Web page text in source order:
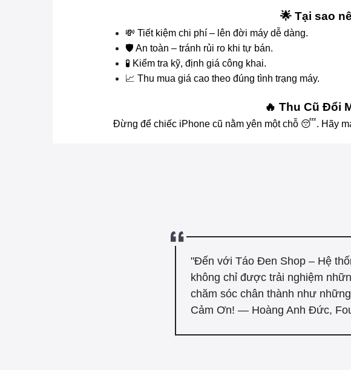
🌟 Tại sao
💸 Tiết kiệm chi phí – lên đời máy dễ dàng.
🛡 An toàn – tránh rủi ro khi tự bán.
🧪 Kiểm tra kỹ, định giá công khai.
📈 Thu mua giá cao theo đúng tình trạng máy.
🔥 Thu Cũ Đổi
Đừng để chiếc iPhone cũ nằm yên một chỗ 😴. Hãy
"Đến với Táo Đen Shop – Hệ
không chỉ được trải nghiệm
chăm sóc chân thành như
Cảm Ơn! — Hoàng Anh Đức,